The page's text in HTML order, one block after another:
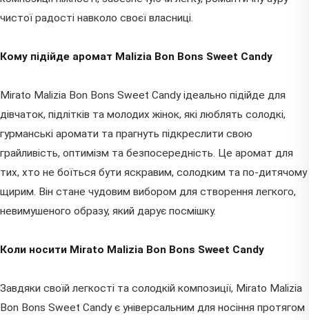
чистої радості навколо своєї власниці.
Кому підійде аромат Malizia Bon Bons Sweet Candy
Mirato Malizia Bon Bons Sweet Candy ідеально підійде для
дівчаток, підлітків та молодих жінок, які люблять солодкі,
гурманські аромати та прагнуть підкреслити свою
грайливість, оптимізм та безпосередність. Це аромат для
тих, хто не боїться бути яскравим, солодким та по-дитячому
щирим. Він стане чудовим вибором для створення легкого,
невимушеного образу, який дарує посмішку.
Коли носити Mirato Malizia Bon Bons Sweet Candy
Завдяки своїй легкості та солодкій композиції, Mirato Malizia
Bon Bons Sweet Candy є універсальним для носіння протягом